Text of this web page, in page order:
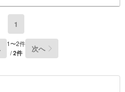
1
1〜2件
/2件 次へ